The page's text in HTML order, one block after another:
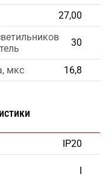
27,00
30
мкс 16,8
IP20